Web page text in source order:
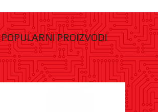
POPULARNI PROIZVODI